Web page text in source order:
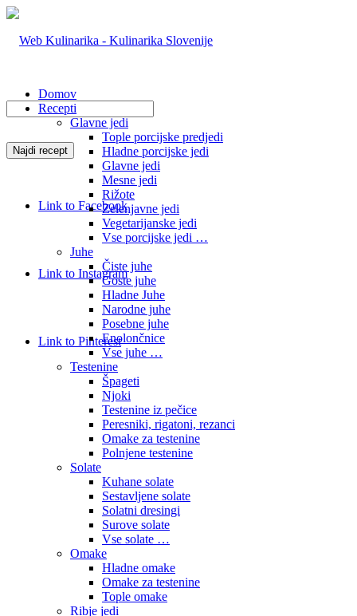
Link to Facebook
Link to Instagram
Link to Pinterest
Domov
Recepti
Glavne jedi
Tople porcijske predjedi
Hladne porcijske jedi
Glavne jedi
Mesne jedi
Rižote
Zelenjavne jedi
Vegetarijanske jedi
Vse porcijske jedi …
Juhe
Čiste juhe
Goste juhe
Hladne Juhe
Narodne juhe
Posebne juhe
Enolončnice
Vse juhe …
Testenine
Špageti
Njoki
Testenine iz pečice
Peresniki, rigatoni, rezanci
Omake za testenine
Polnjene testenine
Solate
Kuhane solate
Sestavljene solate
Solatni dresingi
Surove solate
Vse solate …
Omake
Hladne omake
Omake za testenine
Tople omake
Ribje jedi